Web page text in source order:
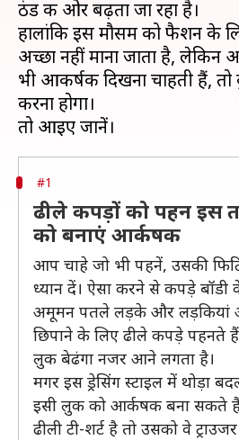
ठंड की ओर बढ़ता जा रहा है।
हालांकि इस मौसम को फैशन के
अच्छा नहीं माना जाता है,
भी आकर्षक दिखना चाहती हैं, तो
करना होगा।
#1
ढीले कपड़ों को पहन इस
को बनाएं आर्कषक
आप चाहे जो भी पहनें, उसकी
ध्यान दें। ऐसा करने से कपड़े बॉडी
अमूमन पतले लड़के और लड़कियां
छिपाने के लिए ढीले कपड़े पहनते
लुक बेढंगा नजर आने लगता है।
मगर इस ड्रेसिंग स्टाइल में थोड़ा
इसी लुक को आर्कषक बना सकते
ढीली टी-शर्ट है तो उसको वे